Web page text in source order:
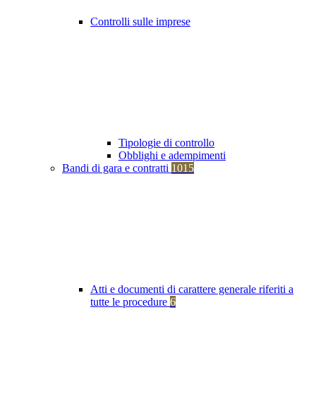
Controlli sulle imprese
Tipologie di controllo
Obblighi e adempimenti
Bandi di gara e contratti 1015
Atti e documenti di carattere generale riferiti a
tutte le procedure 6